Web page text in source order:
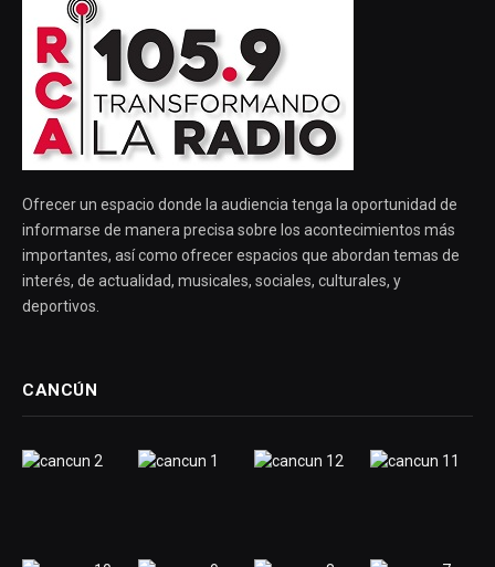
Ofrecer un espacio donde la audiencia tenga la oportunidad de
informarse de manera precisa sobre los acontecimientos más
importantes, así como ofrecer espacios que abordan temas de
interés, de actualidad, musicales, sociales, culturales, y
deportivos.
CANCÚN